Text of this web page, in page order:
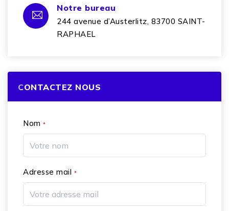
Notre bureau
244 avenue d’Austerlitz, 83700 SAINT-
RAPHAEL
CONTACTEZ NOUS
Nom*
Adresse mail *